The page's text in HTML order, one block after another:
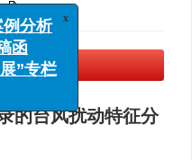
(2733 KB)
的台风扰动特征分
分析
函
”专栏